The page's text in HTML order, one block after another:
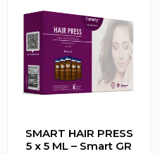
SMART HAIR PRESS
5 x 5 ML – Smart GR